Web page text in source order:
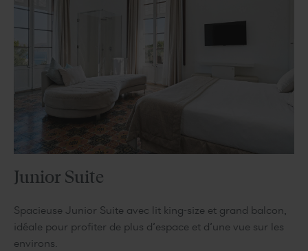
Junior Suite
Spacieuse Junior Suite avec lit king-size et grand balcon,
idéale pour profiter de plus d’espace et d’une vue sur les
environs.